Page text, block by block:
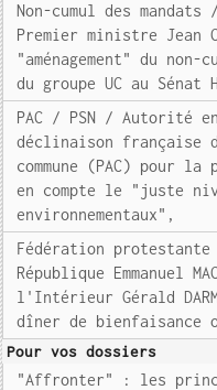
Non-cumul des
Premier ministre Jean
"aménagement" du
du groupe UC au Sénat
PAC / PSN / Autorité
déclinaison
commune (PAC) pour la
en compte le "juste
environnementaux",
Fédération
République Emmanuel
l'Intérieur Gérald
dîner de bienfaisance
Pour vos dossiers
"Affronter" : les